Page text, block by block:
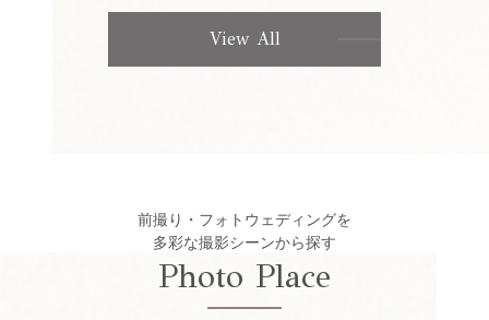
View All
前撮り・フォトウェディングを
多彩な撮影シーンから探す
Photo Place